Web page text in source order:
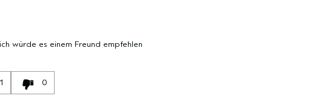
würde es einem Freund empfehlen
1 0